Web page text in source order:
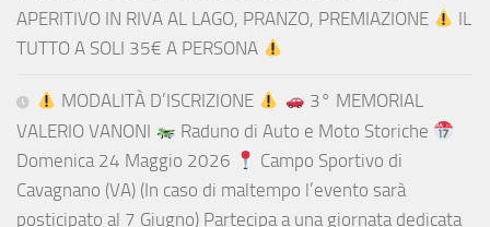
APERITIVO IN RIVA AL LAGO, PRANZO, PREMIAZIONE
IL
TUTTO A SOLI 35€ A PERSONA
MODALITÀ D’ISCRIZIONE
3° MEMORIAL
VALERIO VANONI
Raduno di Auto e Moto Storiche
Domenica 24 Maggio 2026
Campo Sportivo di
Cavagnano (VA) (In caso di maltempo l’evento sarà
posticipato al 7 Giugno) Partecipa a una giornata dedicata